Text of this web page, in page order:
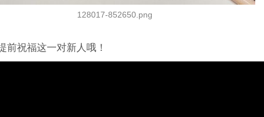
128017-852650.png
前祝福这一对新人哦！